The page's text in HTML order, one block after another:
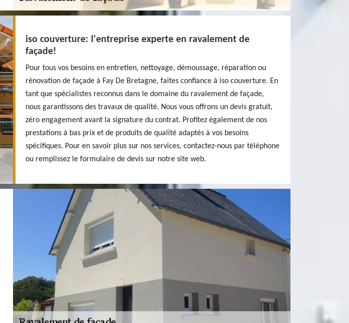
iso couverture: l'entreprise experte en ravalement de
façade!
Pour tous vos besoins en entretien, nettoyage, démoussage, réparation ou
rénovation de façade à Fay De Bretagne, faites confiance à iso couverture. En
tant que spécialistes reconnus dans le domaine du ravalement de façade,
nous garantissons des travaux de qualité. Nous vous offrons un devis gratuit,
zéro engagement avant la signature du contrat. Profitez également de nos
prestations à bas prix et de produits de qualité adaptés à vos besoins
spécifiques. Pour en savoir plus sur nos services, contactez-nous par téléphone
ou remplissez le formulaire de devis sur notre site web.